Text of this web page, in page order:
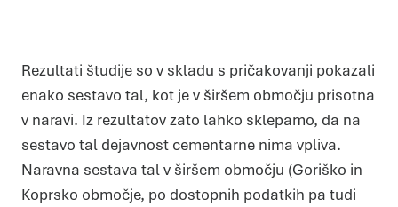
Rezultati študije so v skladu s pričakovanji pokazali
enako sestavo tal, kot je v širšem območju prisotna
v naravi. Iz rezultatov zato lahko sklepamo, da na
sestavo tal dejavnost cementarne nima vpliva.
Naravna sestava tal v širšem območju (Goriško in
Koprsko območje, po dostopnih podatkih pa tudi